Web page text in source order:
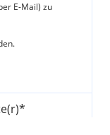
E-Mail) zu